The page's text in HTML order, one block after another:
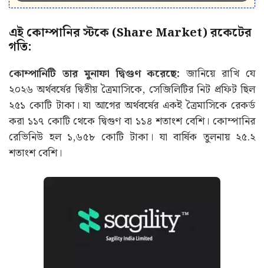
এই কোম্পানির স্টকে (Share Market) রকেটের
গতি:
কোম্পানিটি তার মুনাফা দ্বিগুণ করেছে: জানিয়ে রাখি যে
২০২৬ অর্থবর্ষের দ্বিতীয় ত্রৈমাসিকে, সেজিলিটির নিট প্রফিট ছিল
২৫১ কোটি টাকা। যা আগের অর্থবর্ষের একই ত্রৈমাসিকে রেকর্ড
করা ১১৭ কোটি থেকে দ্বিগুণ বা ১১৪ শতাংশ বেশি। কোম্পানির
রেভিনিউ হল ১,৬৫৮ কোটি টাকা। যা বার্ষিক তুলনায় ২৫.২
শতাংশ বেশি।